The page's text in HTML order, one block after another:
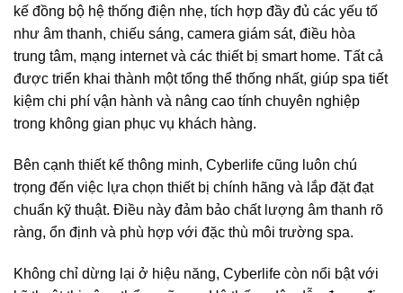
kế đồng bộ hệ thống điện nhẹ, tích hợp đầy đủ các yếu tố
như âm thanh, chiếu sáng, camera giám sát, điều hòa
trung tâm, mạng internet và các thiết bị smart home. Tất cả
được triển khai thành một tổng thể thống nhất, giúp spa tiết
kiệm chi phí vận hành và nâng cao tính chuyên nghiệp
trong không gian phục vụ khách hàng.
Bên cạnh thiết kế thông minh, Cyberlife cũng luôn chú
trọng đến việc lựa chọn thiết bị chính hãng và lắp đặt đạt
chuẩn kỹ thuật. Điều này đảm bảo chất lượng âm thanh rõ
ràng, ổn định và phù hợp với đặc thù môi trường spa.
Không chỉ dừng lại ở hiệu năng, Cyberlife còn nổi bật với